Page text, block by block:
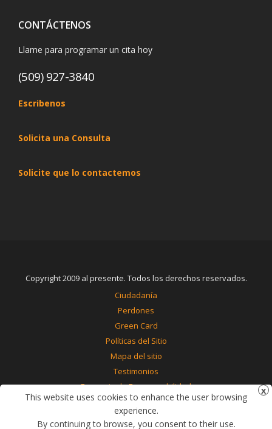
CONTÁCTENOS
Llame para programar un cita hoy
(509) 927-3840
Escribenos
Solicita una Consulta
Solicite que lo contactemos
Copyright 2009 al presente. Todos los derechos reservados.
Ciudadanía
Perdones
Green Card
Políticas del Sitio
Mapa del sitio
Testimonios
Renuncia de Responsabilidad
Contáctenos
This website uses cookies to enhance the user browsing
experience.
By continuing to browse, you consent to their use.